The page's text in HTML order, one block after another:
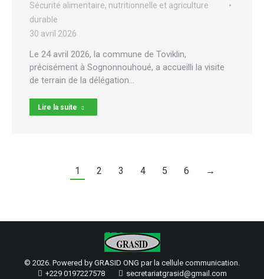
Sécurité alimentaire, nutritionnelle et agriculture
durable
30 avril 2026
Le 24 avril 2026, la commune de Toviklin,
précisément à Sognonnouhoué, a accueilli la visite
de terrain de la délégation…
Lire la suite
1 2 3 4 5 6 →
© 2026. Powered by GRASID ONG par la cellule communication.
+229 0197227578
secretariatgrasid@gmail.com